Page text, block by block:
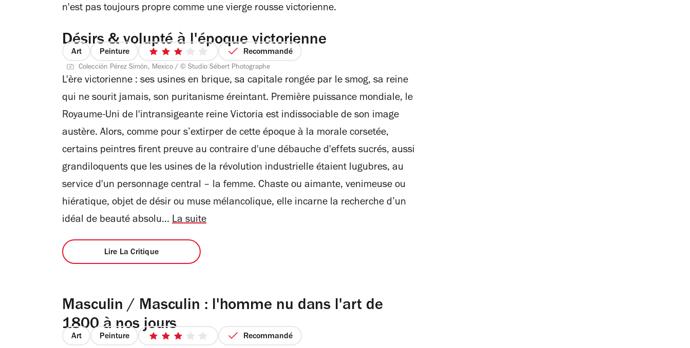
n'est pas toujours propre comme une vierge rousse victorienne.
Désirs & volupté à l'époque victorienne
Art Peinture
3
sur
5
étoiles
Recommandé
Colección Pérez Simón, Mexico / © Studio Sébert Photographe
L'ère victorienne : ses usines en brique, sa capitale rongée par le smog, sa reine
qui ne sourit jamais, son puritanisme éreintant. Première puissance mondiale, le
Royaume-Uni de l'intransigeante reine Victoria est indissociable de son image
austère. Alors, comme pour s’extirper de cette époque à la morale corsetée,
certains peintres firent preuve au contraire d'une débauche d'effets sucrés, aussi
grandiloquents que les usines de la révolution industrielle étaient lugubres, au
service d'un personnage central – la femme. Chaste ou aimante, venimeuse ou
hiératique, objet de désir ou muse mélancolique, elle incarne la recherche d’un
idéal de beauté absolu... La suite
Lire La Critique
Masculin / Masculin : l'homme nu dans l'art de
1800 à nos jours
Art Peinture
3
Recommandé